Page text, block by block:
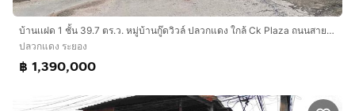
บ้านเเฝด 1 ชั้น 39.7 ตร.ว. หมู่บ้านกู๊ดวิวล์ ปลวกแดง ใกล้ Ck Plaza ถนนสายปลวกแดง-ชลบุรี (ทล3245) ปลวกแดง ระยอง
ปลวกแดง ระยอง
฿ 1,390,000